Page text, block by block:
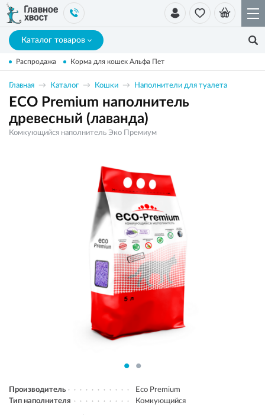
Каталог товаров
Распродажа Корма для кошек Альфа Пет
Главная Каталог Кошки Наполнители для туалета
ECO Premium наполнитель
древесный (лаванда)
Комкующийся наполнитель Эко Премиум
Производитель
Eco Premium
Тип наполнителя
Комкующийся